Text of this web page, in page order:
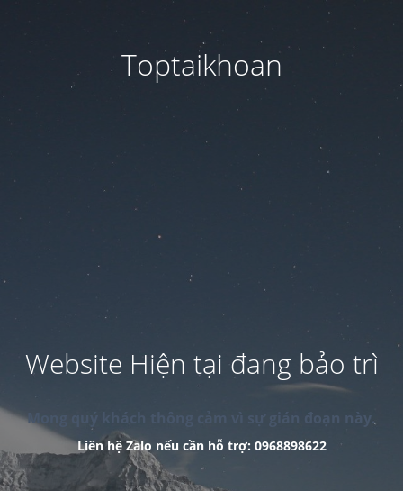
Toptaikhoan
Website Hiện tại đang bảo trì
Mong quý khách thông cảm vì sự gián đoạn này.
Liên hệ Zalo nếu cần hỗ trợ: 0968898622